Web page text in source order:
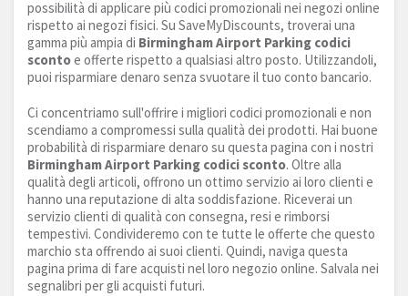
possibilità di applicare più codici promozionali nei negozi online
rispetto ai negozi fisici. Su SaveMyDiscounts, troverai una
gamma più ampia di Birmingham Airport Parking codici
scontoe offerte rispetto a qualsiasi altro posto. Utilizzandoli,
puoi risparmiare denaro senza svuotare il tuo conto bancario.
Ci concentriamo sull'offrire i migliori codici promozionali e non
scendiamo a compromessi sulla qualità dei prodotti. Hai buone
probabilità di risparmiare denaro su questa pagina con i nostri
Birmingham Airport Parking codici sconto. Oltre alla
qualità degli articoli, offrono un ottimo servizio ai loro clienti e
hanno una reputazione di alta soddisfazione. Riceverai un
servizio clienti di qualità con consegna, resi e rimborsi
tempestivi. Condivideremo con te tutte le offerte che questo
marchio sta offrendo ai suoi clienti. Quindi, naviga questa
pagina prima di fare acquisti nel loro negozio online. Salvala nei
segnalibri per gli acquisti futuri.